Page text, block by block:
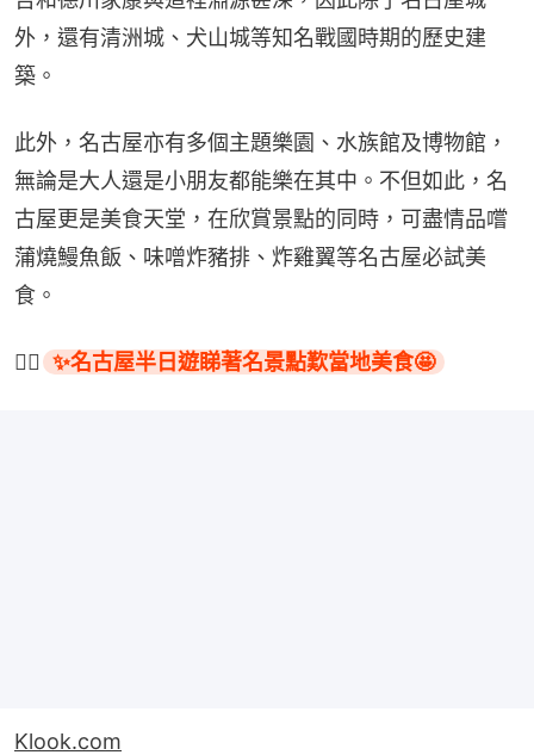
外，還有清洲城、犬山城等知名戰國時期的歷史建
築。
此外，名古屋亦有多個主題樂園、水族館及博物館，
無論是大人還是小朋友都能樂在其中。不但如此，名
古屋更是美食天堂，在欣賞景點的同時，可盡情品嚐
蒲燒鰻魚飯、味噌炸豬排、炸雞翼等名古屋必試美
食。
👉🏻 ✨名古屋半日遊睇著名景點歎當地美食🤩
Klook.com